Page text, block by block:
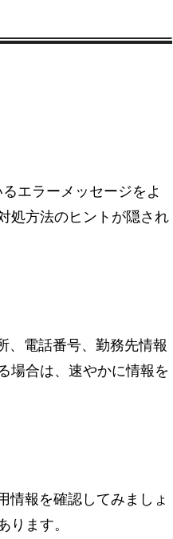
エラーメッセージをよ
処方法のヒントが隠され
、電話番号、勤務先情報
場合は、速やかに情報を
情報を確認してみましょ
ります。